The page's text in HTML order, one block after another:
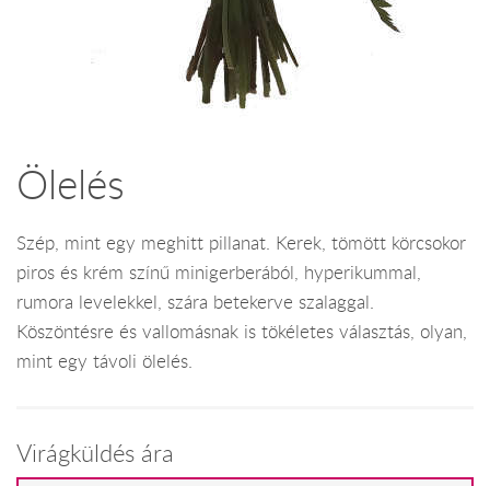
Ölelés
Szép, mint egy meghitt pillanat. Kerek, tömött körcsokor
piros és krém színű minigerberából, hyperikummal,
rumora levelekkel, szára betekerve szalaggal.
Köszöntésre és vallomásnak is tökéletes választás, olyan,
mint egy távoli ölelés.
Virágküldés ára